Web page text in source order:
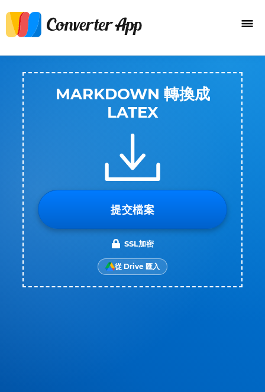
MARKDOWN 轉換成
LATEX
提交檔案
SSL加密
從 Drive 匯入